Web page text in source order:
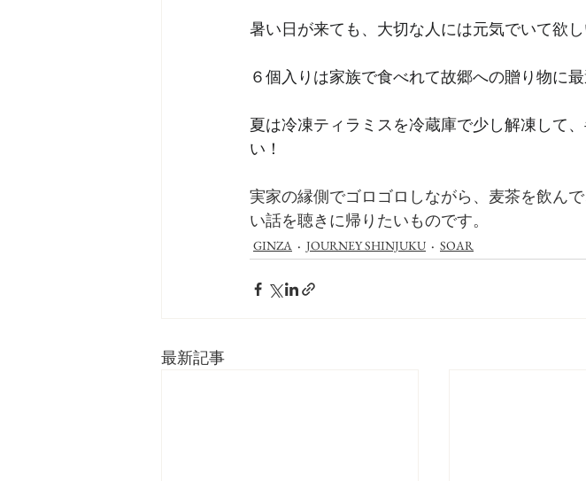
暑い日が来ても、大切な人には元気でいて欲し
６個入りは家族で食べれて故郷への贈り物に最
夏は冷凍ティラミスを冷蔵庫で少し解凍して
い！
実家の縁側でゴロゴロしながら、麦茶を飲ん
い話を聴きに帰りたいものです。
GINZA JOURNEY SHINJUKU SOAR
最新記事